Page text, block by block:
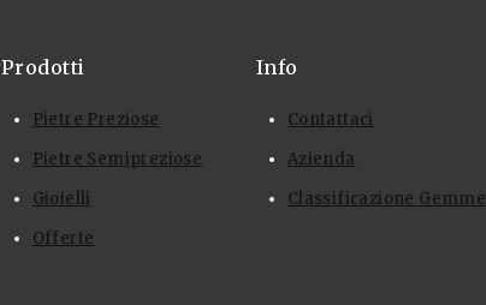
Prodotti
Pietre Preziose
Pietre Semipreziose
Gioielli
Offerte
Info
Contattaci
Azienda
Classificazione Gemme